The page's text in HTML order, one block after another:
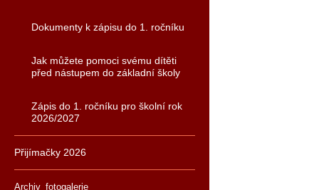
Dokumenty k zápisu do 1. ročníku
Jak můžete pomoci svému dítěti
před nástupem do základní školy
Zápis do 1. ročníku pro školní rok
2026/2027
Přijímačky 2026
Archiv_fotogalerie